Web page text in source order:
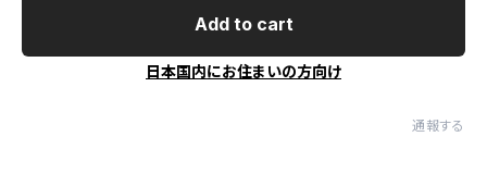
Add to cart
日本国内にお住まいの方向け
通報する